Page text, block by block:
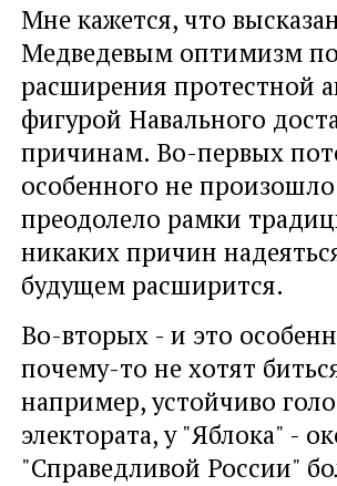
Мне кажется, что
Медведевым оптимизм
расширения протестной
фигурой Навального
причинам. Во-первых
особенного не
преодолело рамки
никаких причин
будущем расширится.
Во-вторых - и это
почему-то не хотят
например, устойчиво
электората, у "Яблока" -
"Справедливой России"